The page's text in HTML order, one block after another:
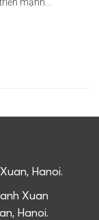
Hanoi.
Xuan
Hanoi.